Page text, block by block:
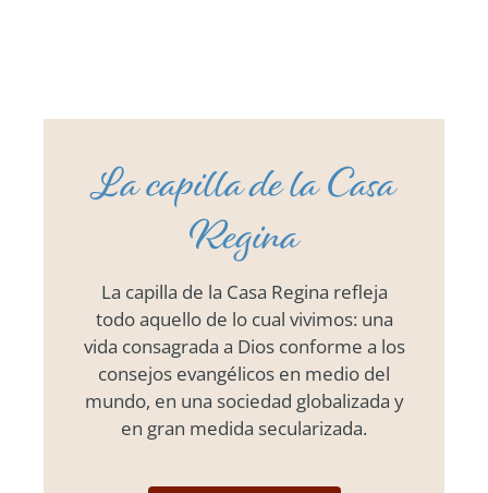
La capilla de la Casa
Regina
La capilla de la Casa Regina refleja
todo aquello de lo cual vivimos: una
vida consagrada a Dios conforme a los
consejos evangélicos en medio del
mundo, en una sociedad globalizada y
en gran medida secularizada.